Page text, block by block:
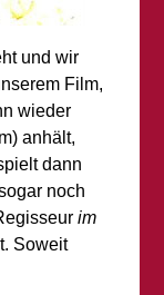
und wir
Film,
wieder
anhält,
dann
noch
im
Soweit